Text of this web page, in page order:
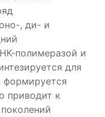
, ди- и
полимеразой и
для
формируется
приводит к